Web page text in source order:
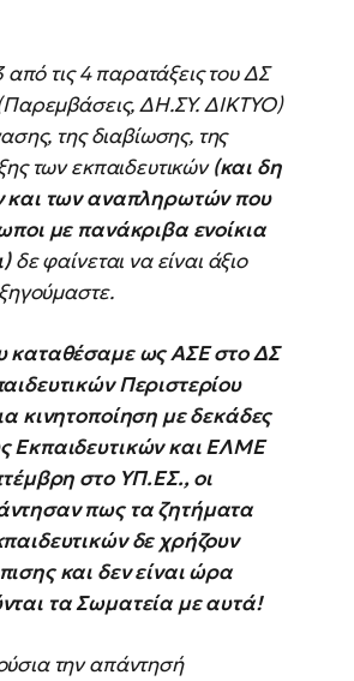
από τις 4 παρατάξεις του ΔΣ
ΔΗ.ΣΥ. ΔΙΚΤΥΟ)
της διαβίωσης, της
των εκπαιδευτικών(και δη
και των αναπληρωτών που
με πανάκριβα ενοίκια
δε φαίνεται να είναι άξιο
καταθέσαμε ως ΑΣΕ στο ΔΣ
Περιστερίου
κινητοποίηση με δεκάδες
Εκπαιδευτικών και ΕΛΜΕ
στο ΥΠ.ΕΣ., οι
πως τα ζητήματα
δε χρήζουν
και δεν είναι ώρα
τα Σωματεία με αυτά!
την απάντησή